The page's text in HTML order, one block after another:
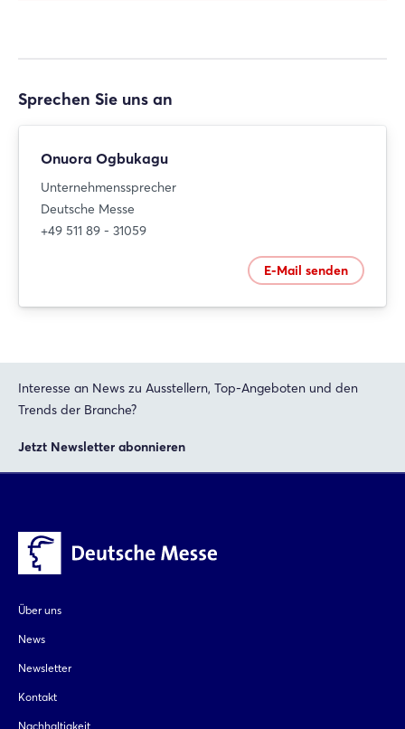
Sprechen Sie uns an
Onuora Ogbukagu
Unternehmenssprecher
Deutsche Messe
+49 511 89 - 31059
E-Mail senden
Interesse an News zu Ausstellern, Top-Angeboten und den
Trends der Branche?
Jetzt Newsletter abonnieren
Über uns
News
Newsletter
Kontakt
Nachhaltigkeit